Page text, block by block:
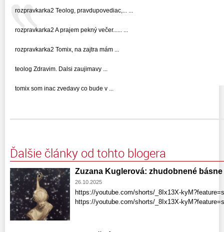
rozpravkarka2 Teolog, pravdupovediac,... ...
rozpravkarka2 A prajem pekný večer...... ...
rozpravkarka2 Tomix, na zajtra mám ...
teolog Zdravim. Dalsi zaujimavy ...
tomix som inac zvedavy co bude v ...
Ďalšie články od tohto blogera
Zuzana Kuglerová: zhudobnené básne
26.10.2025
https://youtube.com/shorts/_8Ix13X-
https://youtube.com/shorts/_8Ix13X-